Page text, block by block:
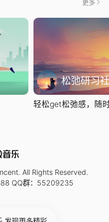
更多
松弛研习社
轻松get松弛感，随
All Rights Reserved.
QQ群：55209235